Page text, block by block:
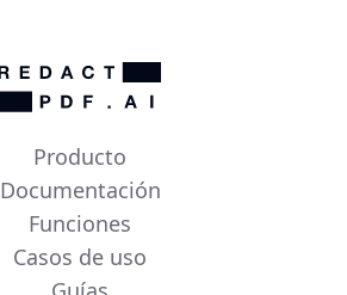
Producto
Documentación
Funciones
Casos de uso